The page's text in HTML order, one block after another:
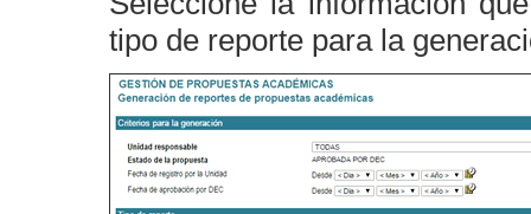
tipo de reporte para la